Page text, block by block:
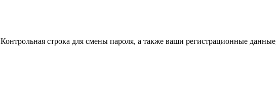
Контрольная строка для смены пароля, а также ваши регистрационные